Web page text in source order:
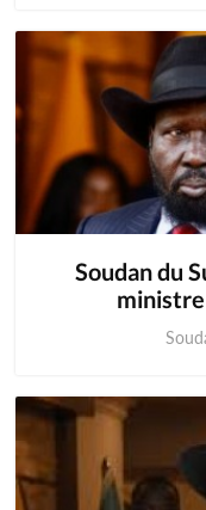
Soudan du
ministre